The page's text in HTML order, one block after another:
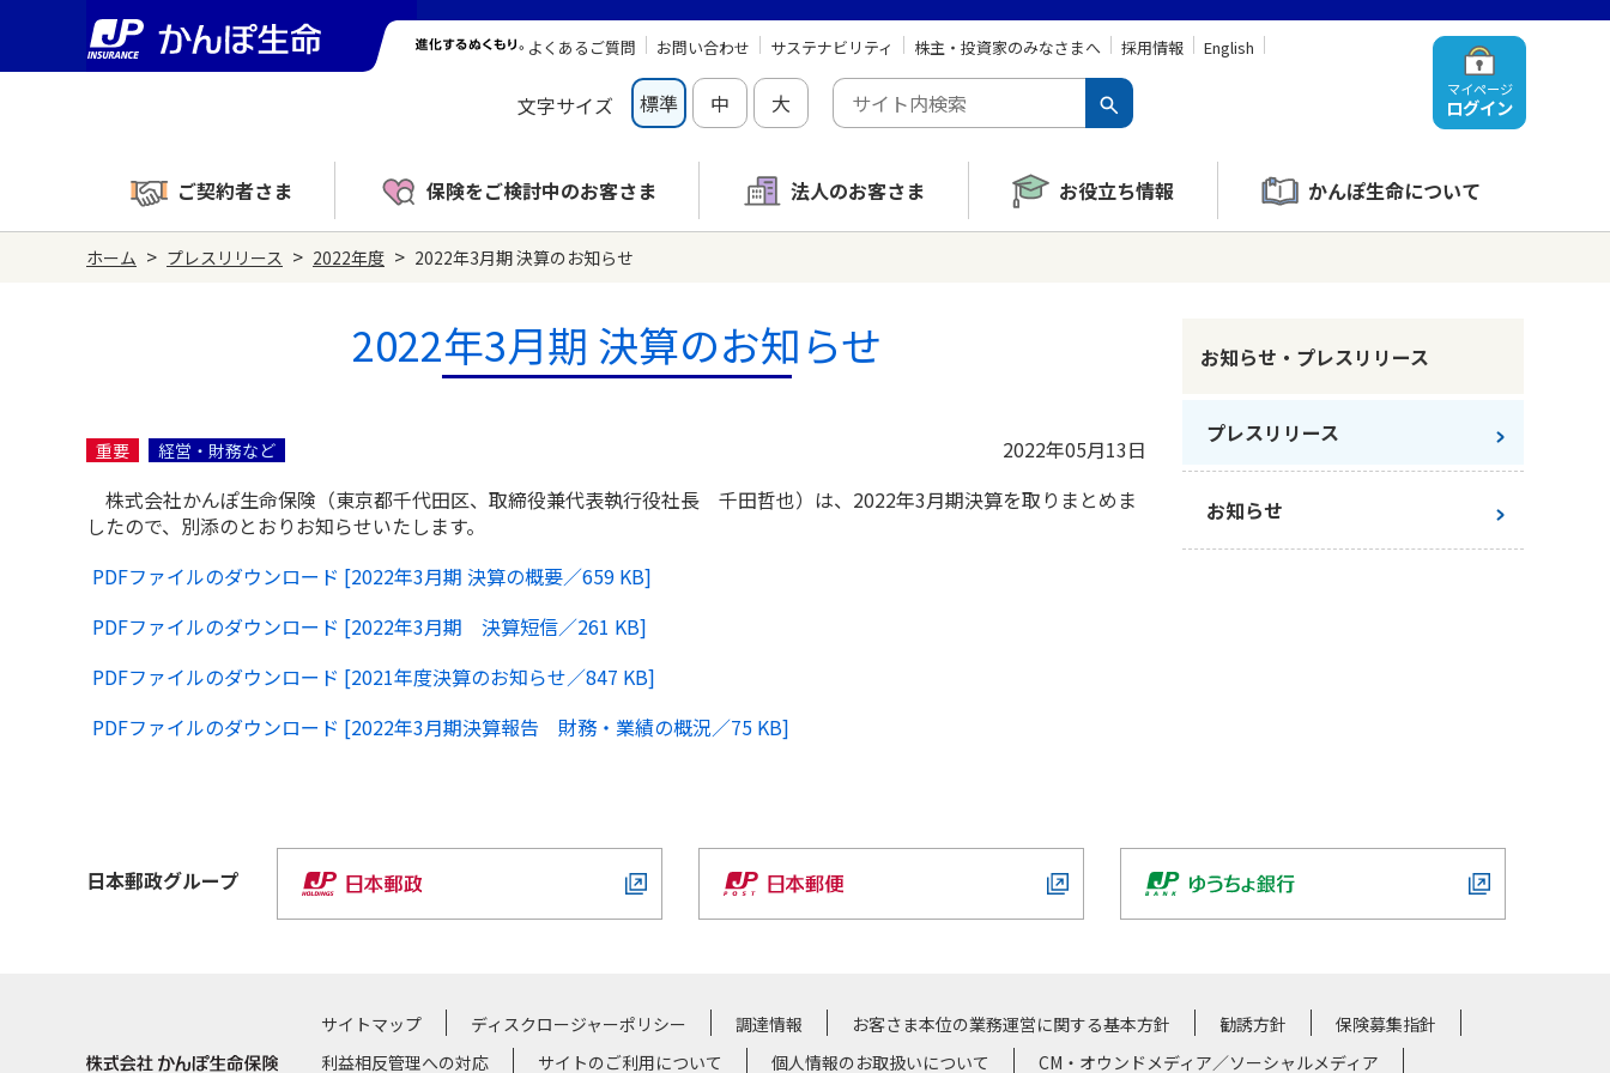
マイページ
ログイン
よくあるご質問 お問い合わせ サステナビリティ 株主・投資家のみなさまへ 採用情報 English
文字サイズ 標準 中 大
ご契約者さま 保険をご検討中のお客さま 法人のお客さま お役立ち情報 かんぽ生命について
ホーム > プレスリリース > 2022年度 > 2022年3月期 決算のお知らせ
2022年3月期 決算のお知らせ
重要 経営・財務など
2022年05月13日
株式会社かんぽ生命保険（東京都千代田区、取締役兼代表執行役社長 千田哲也）は、2022年3月期決算を取りまとめま
したので、別添のとおりお知らせいたします。
PDFファイルのダウンロード [2022年3月期 決算の概要／659 KB]
PDFファイルのダウンロード [2022年3月期 決算短信／261 KB]
PDFファイルのダウンロード [2021年度決算のお知らせ／847 KB]
PDFファイルのダウンロード [2022年3月期決算報告 財務・業績の概況／75 KB]
お知らせ・プレスリリース
プレスリリース
お知らせ
日本郵政グループ
サイトマップ ディスクロージャーポリシー 調達情報 お客さま本位の業務運営に関する基本方針 勧誘方針
保険募集指針
利益相反管理への対応
サイトのご利用について 個人情報のお取扱いについて CM・オウンドメディア／ソーシャルメディア